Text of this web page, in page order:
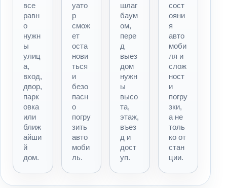
все
равн
о
нужн
ы
улиц
а,
вход,
двор,
парк
овка
или
ближ
айши
й
дом.
уато
р
смож
ет
оста
нови
ться
и
безо
пасн
о
погру
зить
авто
моби
ль.
шлаг
баум
ом,
пере
д
выез
дом
нужн
ы
высо
та,
этаж,
въез
д и
дост
уп.
сост
ояни
я
авто
моби
ля и
слож
ност
и
погру
зки,
а не
толь
ко от
стан
ции.